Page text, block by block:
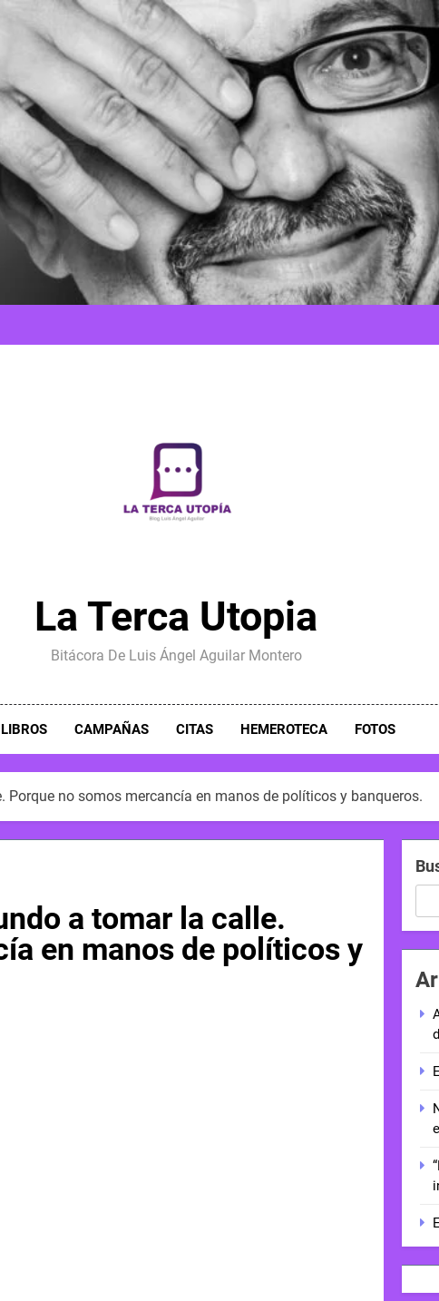
La Terca Utopia
Bitácora De Luis Ángel Aguilar Montero
CAMPAÑAS CITAS HEMEROTECA FOTOS
no somos mercancía en manos de políticos y banqueros.
a tomar la calle.
en manos de políticos y